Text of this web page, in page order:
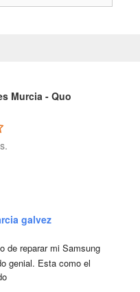
Murcia - Quo
galvez
de reparar mi Samsung
genial. Esta como el